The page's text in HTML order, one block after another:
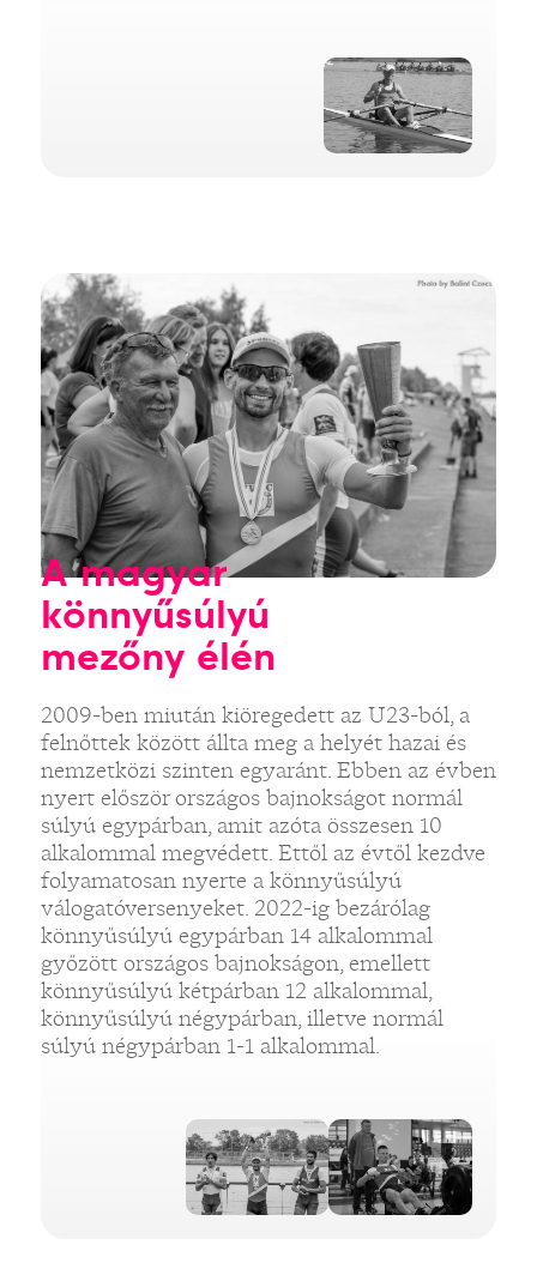
A magyar
könnyűsúlyú
mezőny élén
2009-ben miután kiöregedett az U23-ból, a
felnőttek között állta meg a helyét hazai és
nemzetközi szinten egyaránt. Ebben az évben
nyert először országos bajnokságot normál
súlyú egypárban, amit azóta összesen 10
alkalommal megvédett. Ettől az évtől kezdve
folyamatosan nyerte a könnyűsúlyú
válogatóversenyeket. 2022-ig bezárólag
könnyűsúlyú egypárban 14 alkalommal
győzött országos bajnokságon, emellett
könnyűsúlyú kétpárban 12 alkalommal,
könnyűsúlyú négypárban, illetve normál
súlyú négypárban 1-1 alkalommal.